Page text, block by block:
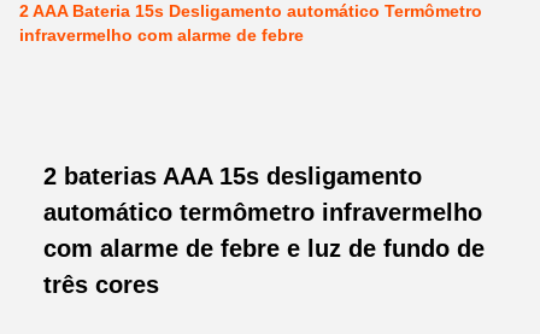
2 AAA Bateria 15s Desligamento automático Termômetro
infravermelho com alarme de febre
2 baterias AAA 15s desligamento
automático termômetro infravermelho
com alarme de febre e luz de fundo de
três cores